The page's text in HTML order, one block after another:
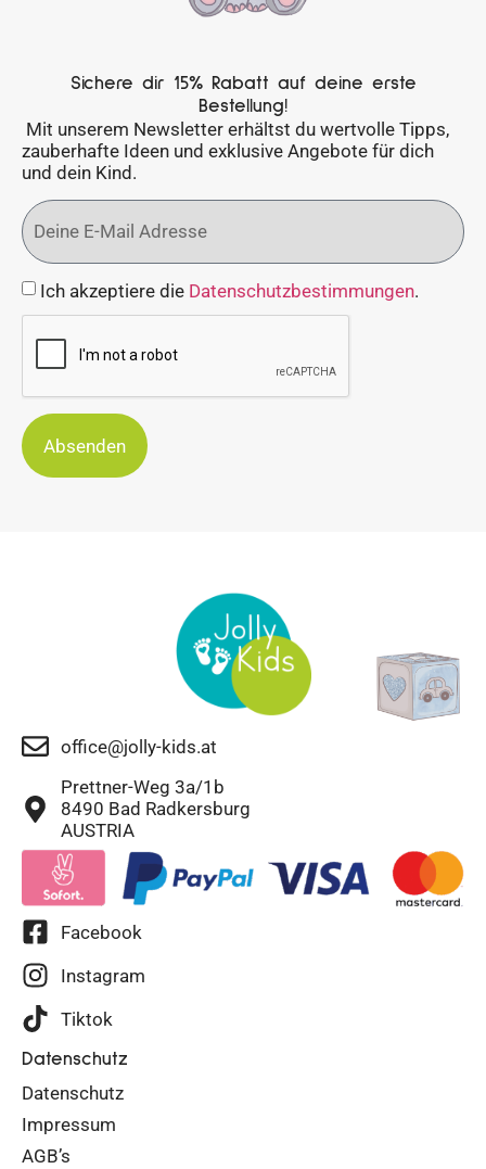
Sichere dir 15% Rabatt auf deine erste
Bestellung!
Mit unserem Newsletter erhältst du wertvolle Tipps,
zauberhafte Ideen und exklusive Angebote für dich
und dein Kind.
Ich akzeptiere die Datenschutzbestimmungen.
Absenden
office@jolly-kids.at
Prettner-Weg 3a/1b
8490 Bad Radkersburg
AUSTRIA
Facebook
Instagram
Tiktok
Datenschutz
Datenschutz
Impressum
AGB’s